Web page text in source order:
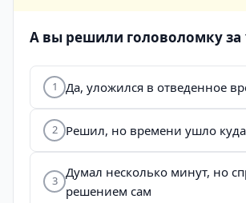
А вы решили головоломку за
1 Да, уложился в отведенное
2 Решил, но времени ушло
3
Думал несколько минут, но
решением сам